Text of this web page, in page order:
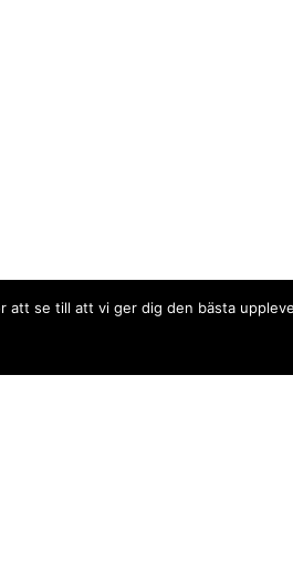
att se till att vi ger dig den bästa